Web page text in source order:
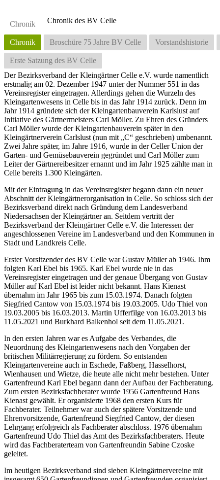
Chronik
Chronik Broschüre 75 Jahre BV Celle Vorstandshistorie
Erste Satzung des BV Celle
Chronik des BV Celle
Der Bezirksverband der Kleingärtner Celle e.V. wurde namentlich
erstmalig am 02. Dezember 1947 unter der Nummer 551 in das
Vereinsregister eingetragen. Allerdings gehen die Wurzeln des
Kleingartenwesens in Celle bis in das Jahr 1914 zurück. Denn im
Jahr 1914 gründete sich der Kleingartenbauverein Karlslust auf
Initiative des Gärtnermeisters Carl Möller. Zu Ehren des Gründers
Carl Möller wurde der Kleingartenbauverein später in den
Kleingärtnerverein Carlslust (nun mit „C“ geschrieben) umbenannt.
Zwei Jahre später, im Jahre 1916, wurde in der Celler Union der
Garten- und Gemüsebauverein gegründet und Carl Möller zum
Leiter der Gärtnereibesitzer ernannt und im Jahr 1925 zählte man in
Celle bereits 1.300 Kleingärten.
Mit der Eintragung in das Vereinsregister begann dann ein neuer
Abschnitt der Kleingärtnerorganisation in Celle. So schloss sich der
Bezirksverband direkt nach Gründung dem Landesverband
Niedersachsen der Kleingärtner an. Seitdem vertritt der
Bezirksverband der Kleingärtner Celle e.V. die Interessen der
angeschlossenen Vereine im Landesverband und den Kommunen in
Stadt und Landkreis Celle.
Erster Vorsitzender des BV Celle war Gustav Müller ab 1946. Ihm
folgten Karl Ebel bis 1965. Karl Ebel wurde nie in das
Vereinsregister eingetragen und der genaue Übergang von Gustav
Müller auf Karl Ebel ist leider nicht bekannt. Hans Kienast
übernahm im Jahr 1965 bis zum 15.03.1974. Danach folgten
Siegfried Cantow von 15.03.1974 bis 19.03.2005. Udo Thiel von
19.03.2005 bis 16.03.2013. Martin Ufferfilge von 16.03.2013 bis
11.05.2021 und Burkhard Balkenhol seit dem 11.05.2021.
In den ersten Jahren war es Aufgabe des Verbandes, die
Neuordnung des Kleingartenwesens nach den Vorgaben der
britischen Militärregierung zu fördern. So entstanden
Kleingartenvereine auch in Eschede, Faßberg, Hasselhorst,
Wienhausen und Wietze, die heute alle nicht mehr bestehen. Unter
Gartenfreund Karl Ebel begann dann der Aufbau der Fachberatung.
Zum ersten Bezirksfachberater wurde 1956 Gartenfreund Hans
Kienast gewählt. Er organisierte 1968 den ersten Kurs für
Fachberater. Teilnehmer war auch der spätere Vorsitzende und
Ehrenvorsitzende, Gartenfreund Siegfried Cantow, der diesen
Lehrgang erfolgreich als Fachberater abschloss. 1976 übernahm
Gartenfreund Udo Thiel das Amt des Bezirksfachberaters. Heute
wird das Fachberaterteam von Gartenfreundin Sabine Czoske
geleitet.
Im heutigen Bezirksverband sind sieben Kleingärtnervereine mit